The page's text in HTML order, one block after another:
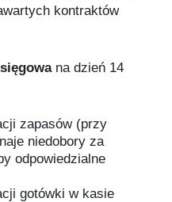
kontraktów
na dzień 14
zapasów (przy
niedobory za
odpowiedzialne
gotówki w kasie